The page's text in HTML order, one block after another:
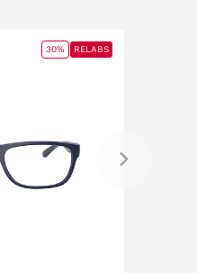
30% RELABS